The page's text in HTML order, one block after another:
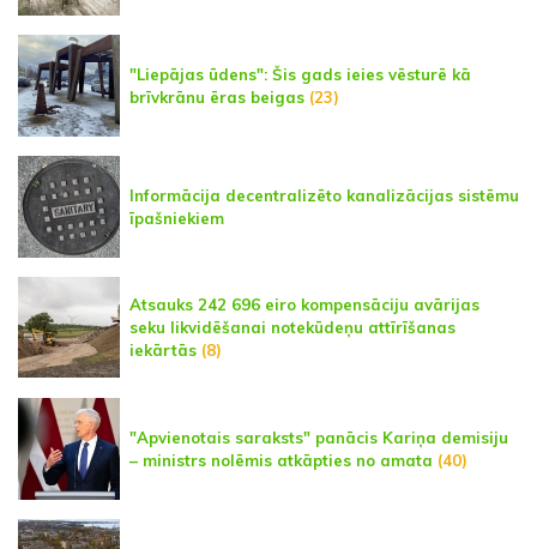
"Liepājas ūdens": Šis gads ieies vēsturē kā
brīvkrānu ēras beigas (23)
Informācija decentralizēto kanalizācijas sistēmu
īpašniekiem
Atsauks 242 696 eiro kompensāciju avārijas
seku likvidēšanai notekūdeņu attīrīšanas
iekārtās (8)
"Apvienotais saraksts" panācis Kariņa demisiju
– ministrs nolēmis atkāpties no amata (40)